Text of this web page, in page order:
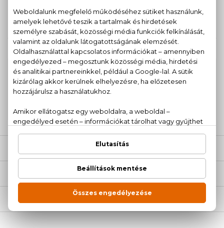
KAPCSOLÓDÓ TERMÉKEK
100% eredeti termékek,14 napos visszaküldési
garanciával
Kérdésed van, elakadtál? Hívd ügyfélszolgálatunkat: